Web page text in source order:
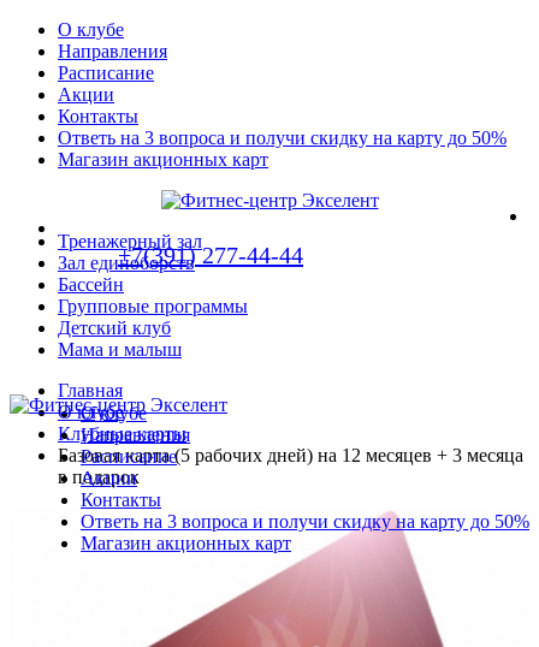
О клубе
Направления
Расписание
Акции
Контакты
Ответь на 3 вопроса и получи скидку на карту до 50%
Магазин акционных карт
+7(391) 277-44-44
Тренажерный зал
Зал единоборств
Бассейн
Групповые программы
Детский клуб
Мама и малыш
О клубе
Направления
Расписание
Акции
Контакты
Ответь на 3 вопроса и получи скидку на карту до 50%
Магазин акционных карт
Главная
О клубе
Клубные карты
Базовая карта (5 рабочих дней) на 12 месяцев + 3 месяца
в подарок